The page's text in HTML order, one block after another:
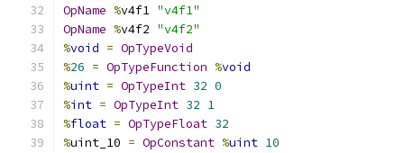
OpName %v4f1 "v4f1"
OpName %v4f2 "v4f2"
%void = OpTypeVoid
%26 = OpTypeFunction %void
%uint = OpTypeInt 32 0
%int = OpTypeInt 32 1
%float = OpTypeFloat 32
%uint_10 = OpConstant %uint 10